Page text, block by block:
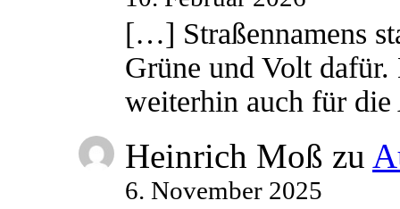
[…] Straßennamens
Grüne und Volt
weiterhin auch für
Heinrich Moß zu
6. November 2025